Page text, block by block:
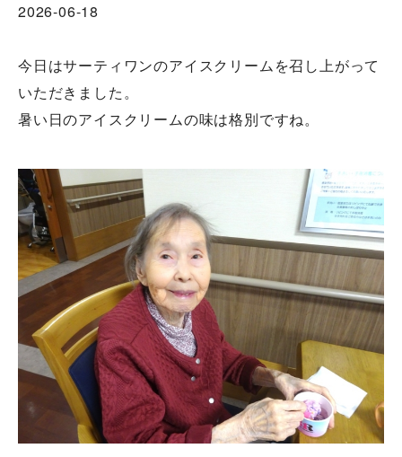
2026-06-18
今日はサーティワンのアイスクリームを召し上がって
いただきました。
暑い日のアイスクリームの味は格別ですね。